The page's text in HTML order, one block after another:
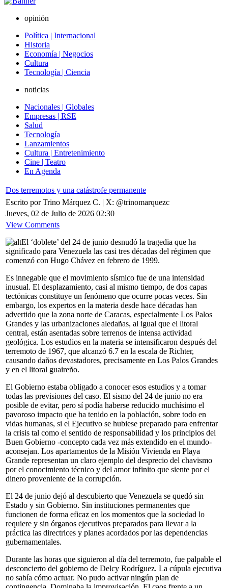
opinión
Política | Internacional
Historia
Economía | Negocios
Cultura
Tecnología | Ciencia
noticias
Nacionales | Globales
Empresas | RSE
Salud
Tecnología
Lanzamientos
Cultura | Entretenimiento
Cine | Teatro
En Agenda
Dos terremotos y una catástrofe permanente
Escrito por Trino Márquez C. | X: @trinomarquezc
Jueves, 02 de Julio de 2026 02:30
View Comments
El ‘doblete’ del 24 de junio desnudó la tragedia que ha
significado para Venezuela las casi tres décadas del régimen que
comenzó con Hugo Chávez en febrero de 1999.
Es innegable que el movimiento sísmico fue de una intensidad
inusual. El desplazamiento, casi al mismo tiempo, de dos capas
tectónicas constituye un fenómeno que ocurre pocas veces. Sin
embargo, los expertos en la materia desde hace décadas han
advertido que la zona norte de Caracas, especialmente Los Palos
Grandes y las urbanizaciones aledañas, al igual que el litoral
central, están asentadas sobre terrenos de intensa actividad
geológica. Los estudios en la materia se intensificaron después del
terremoto de 1967, que alcanzó 6.7 en la escala de Richter,
causando daños devastadores, precisamente en Los Palos Grandes
y en el litoral guaireño.
El Gobierno estaba obligado a conocer esos estudios y a tomar
todas las previsiones del caso. El sismo del 24 de junio no era
posible de evitar, pero sí podía haberse reducido muchísimo el
pavoroso impacto que ha tenido en la población, sobre todo en
vidas humanas, si el Ejecutivo se hubiese preparado para enfrentar
la crisis tal como el sentido de responsabilidad y los principios del
Buen Gobierno -concepto cada vez más extendido en el mundo-
aconsejan. Los apartamentos de la Misión Vivienda en Playa
Grande representan un claro ejemplo del desprecio del chavismo
por el conocimiento técnico y del amor infinito que siente por el
dinero proveniente de la corrupción.
El 24 de junio dejó al descubierto que Venezuela se quedó sin
Estado y sin Gobierno. Sin instituciones permanentes que
funcionen de forma eficaz en los momentos que la sociedad lo
requiere y sin órganos ejecutivos preparados para llevar a la
práctica las directrices y planes acordados por las dependencias
gubernamentales.
Durante las horas que siguieron al día del terremoto, fue palpable el
desconcierto del gobierno de Delcy Rodríguez. La cúpula ejecutiva
no sabía cómo actuar. No pudo activar ningún plan de